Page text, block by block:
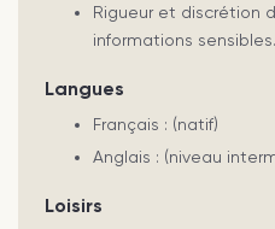
Rigueur et discrétion
informations sensibles.
Langues
Français : (natif)
Anglais : (niveau
Loisirs